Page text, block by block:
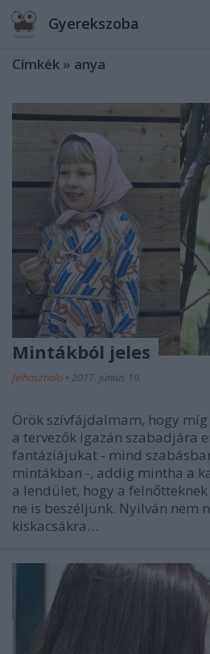
Gyerekszoba
Címkék » anya
Mintákból jeles
felhasznalo • 2017. június 19.
Örök szívfájdalmam, hogy
a tervezők igazán szabadjára
fantáziájukat - mind
mintákban -, addig mintha a
a lendület, hogy a
ne is beszéljünk. Nyilván nem
kiskacsákra…